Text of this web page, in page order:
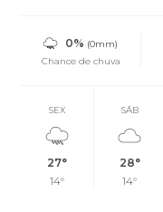
0% (0mm)
Chance de chuva
SEX
27°
14°
SÁB
28°
14°